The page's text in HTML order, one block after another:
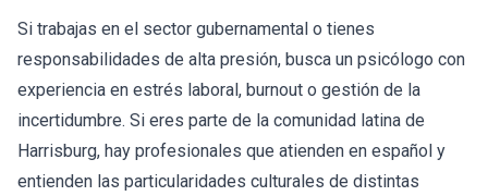
Si trabajas en el sector gubernamental o tienes
responsabilidades de alta presión, busca un psicólogo con
experiencia en estrés laboral, burnout o gestión de la
incertidumbre. Si eres parte de la comunidad latina de
Harrisburg, hay profesionales que atienden en español y
entienden las particularidades culturales de distintas